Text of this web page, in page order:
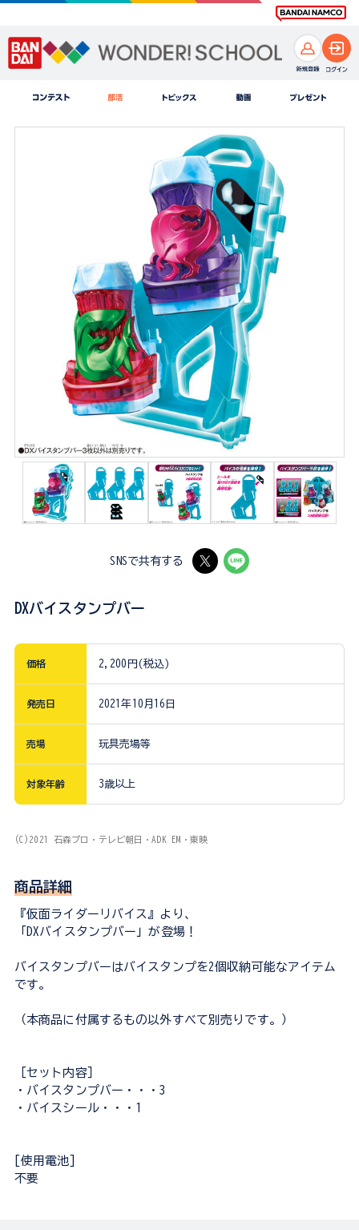
SNSで共有する
DXバイスタンプバー
価格 2,200円(税込)
発売日 2021年10月16日
売場 玩具売場等
対象年齢 3歳以上
(C)2021 石森プロ・テレビ朝日・ADK EM・東映
商品詳細
『仮面ライダーリバイス』より、
「DXバイスタンプバー」が登場！
バイスタンプバーはバイスタンプを2個収納可能なアイテム
です。
（本商品に付属するもの以外すべて別売りです。）
［セット内容］
・バイスタンプバー・・・3
・バイスシール・・・1
[使用電池]
不要